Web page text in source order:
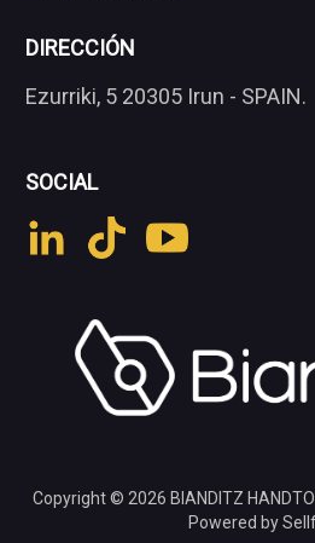
DIRECCIÓN
Ezurriki, 5 20305 Irun - SPAIN.
SOCIAL
Copyright © 2026 BIANDITZ
Powered by